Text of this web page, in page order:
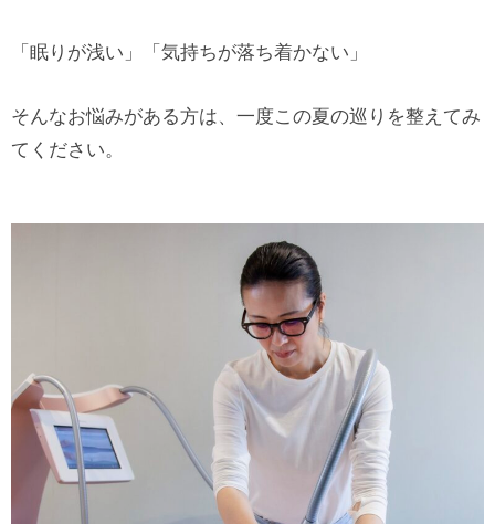
「眠りが浅い」「気持ちが落ち着かない」
そんなお悩みがある方は、一度この夏の巡りを整えてみ
てください。